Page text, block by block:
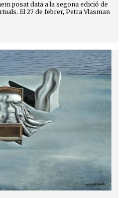
posat data a la segona edició de
El 27 de febrer, Petra Vlasman